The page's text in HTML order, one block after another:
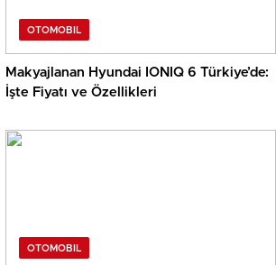
OTOMOBIL
Makyajlanan Hyundai IONIQ 6 Türkiye’de:
İşte Fiyatı ve Özellikleri
OTOMOBIL